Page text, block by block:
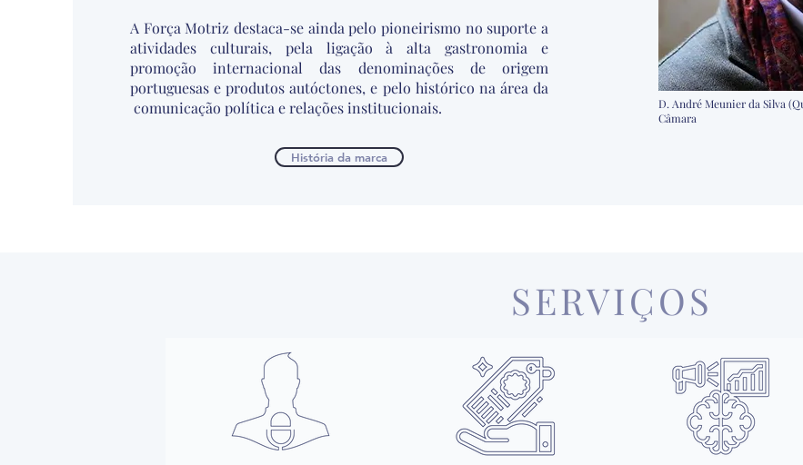
SERVIÇOS
A Força Motriz destaca-se ainda pelo pioneirismo no suporte a
atividades culturais, pela ligação à alta gastronomia e
promoção internacional das denominações de origem
portuguesas e produtos autóctones, e pelo histórico na área da
comunicação política e relações institucionais.
História da marca
D. André Meunier da
Câmara